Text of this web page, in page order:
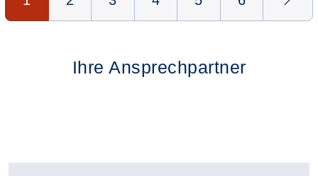
Ihre Ansprechpartner